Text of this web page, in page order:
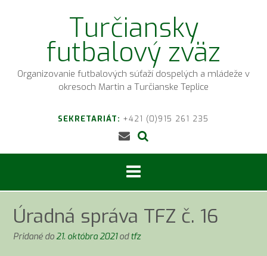
Turčiansky
futbalový zväz
Organizovanie futbalových súťaží dospelých a mládeže v
okresoch Martin a Turčianske Teplice
SEKRETARIÁT: +421 (0)915 261 235
Úradná správa TFZ č. 16
Pridané do21. októbra 2021odtfz